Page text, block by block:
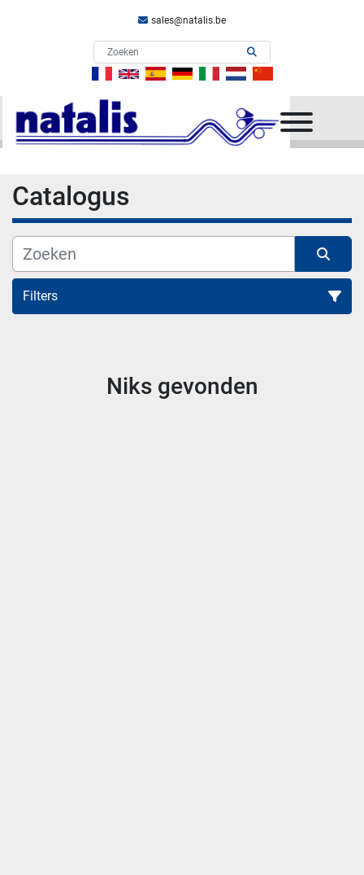
sales@natalis.be
Catalogus
Filters
Sorteren op
Niks gevonden